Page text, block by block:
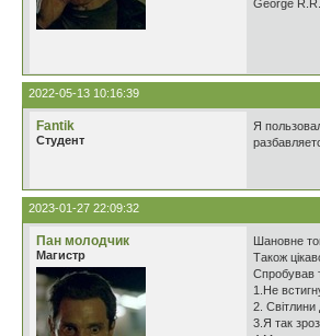
George
2022-05-13 10:16:39
Fantik
Студент
Я
2023-01-27 22:09:32
Пан молодчик
Магистр
Шановне
Також
Спробував
1.Не
2.
3.Я так